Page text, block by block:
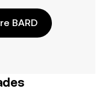
BARD